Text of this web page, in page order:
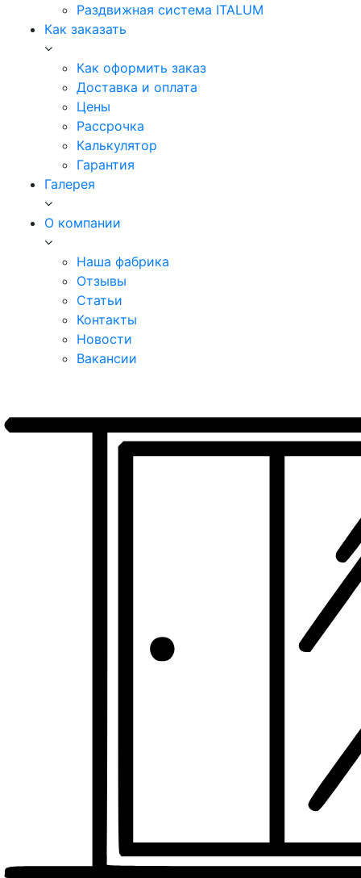
Раздвижная система ITALUM
Как заказать
Как оформить заказ
Доставка и оплата
Цены
Рассрочка
Калькулятор
Гарантия
Галерея
О компании
Наша фабрика
Отзывы
Статьи
Контакты
Новости
Вакансии